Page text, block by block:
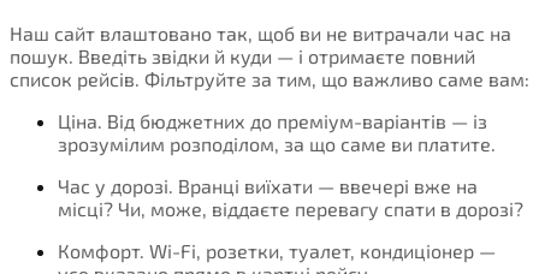
Наш сайт влаштовано так, щоб ви не витрачали час на
пошук. Введіть звідки й куди — і отримаєте повний
список рейсів. Фільтруйте за тим, що важливо саме вам:
Ціна. Від бюджетних до преміум-варіантів — із
зрозумілим розподілом, за що саме ви платите.
Час у дорозі. Вранці виїхати — ввечері вже на
місці? Чи, може, віддаєте перевагу спати в дорозі?
Комфорт. Wi-Fi, розетки, туалет, кондиціонер —